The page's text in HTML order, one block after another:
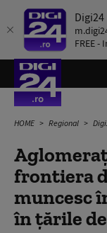
Digi24
FREE -
HOME Regional
frontiera
muncesc
în țările